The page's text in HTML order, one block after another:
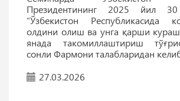
Президентининг 2025 йил 30
“Ўзбекистон Республикасида
олдини олиш ва унга қарши
янада такомиллаштириш
сонли Фармони талабларидан
27.03.2026